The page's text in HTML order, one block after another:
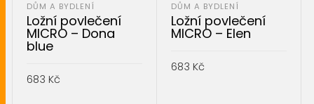
DŮM A BYDLENÍ
Ložní povlečení
MICRO – Dona
blue
683 Kč
DŮM A BYDLENÍ
Ložní povlečení
MICRO – Elen
683 Kč